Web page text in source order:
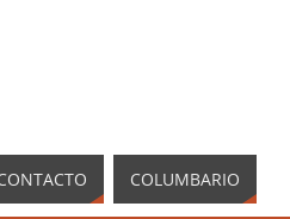
COLUMBARIO